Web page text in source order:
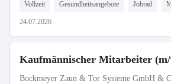
Vollzeit Gesundheitsangebote Jobrad
24.07.2026
Kaufmännischer Mitarbeiter
Bockmeyer Zaun & Tor Systeme GmbH &